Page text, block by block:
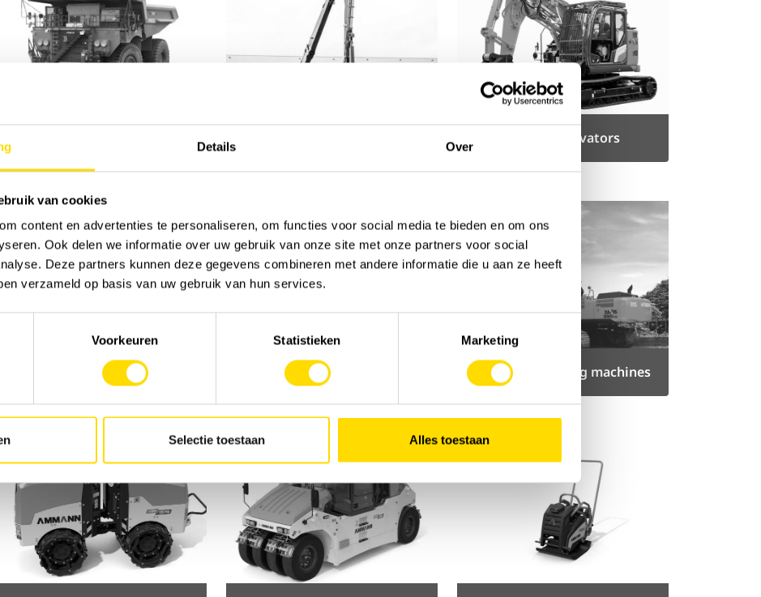
Details Over
van cookies
content en advertenties te personaliseren, om functies voor social media te bieden en om ons
Ook delen we informatie over uw gebruik van onze site met onze partners voor social
Deze partners kunnen deze gegevens combineren met andere informatie die u aan ze heeft
verzameld op basis van uw gebruik van hun services.
Voorkeuren Statistieken Marketing
Selectie toestaan Alles toestaan
Tunnel excavators
Telescopic cranes Swamp excavators Material handling machines